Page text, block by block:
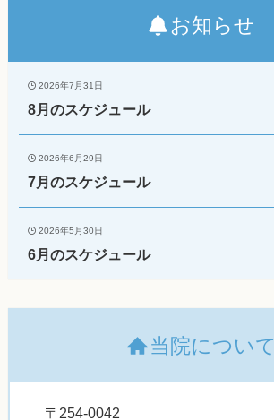
お知らせ
2026年7月31日
8月のスケジュール
2026年6月29日
7月のスケジュール
2026年5月30日
6月のスケジュール
当院について
〒254-0042